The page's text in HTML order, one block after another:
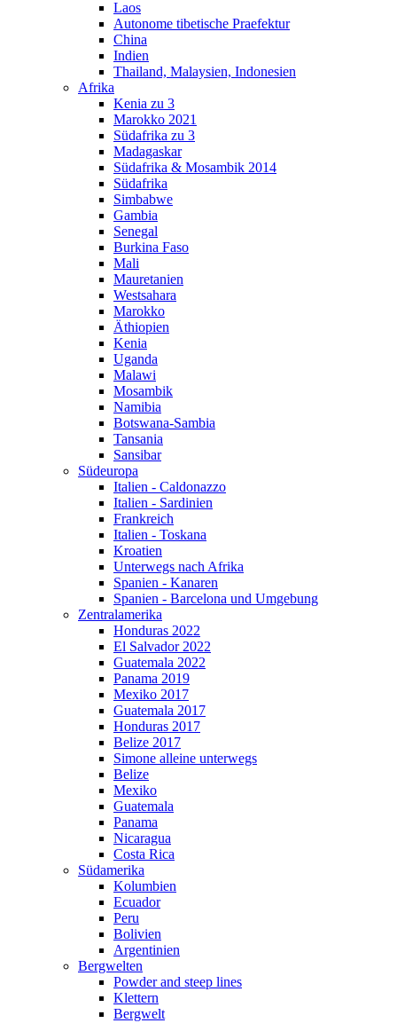
Laos
Autonome tibetische Praefektur
China
Indien
Thailand, Malaysien, Indonesien
Afrika
Kenia zu 3
Marokko 2021
Südafrika zu 3
Madagaskar
Südafrika & Mosambik 2014
Südafrika
Simbabwe
Gambia
Senegal
Burkina Faso
Mali
Mauretanien
Westsahara
Marokko
Äthiopien
Kenia
Uganda
Malawi
Mosambik
Namibia
Botswana-Sambia
Tansania
Sansibar
Südeuropa
Italien - Caldonazzo
Italien - Sardinien
Frankreich
Italien - Toskana
Kroatien
Unterwegs nach Afrika
Spanien - Kanaren
Spanien - Barcelona und Umgebung
Zentralamerika
Honduras 2022
El Salvador 2022
Guatemala 2022
Panama 2019
Mexiko 2017
Guatemala 2017
Honduras 2017
Belize 2017
Simone alleine unterwegs
Belize
Mexiko
Guatemala
Panama
Nicaragua
Costa Rica
Südamerika
Kolumbien
Ecuador
Peru
Bolivien
Argentinien
Bergwelten
Powder and steep lines
Klettern
Bergwelt